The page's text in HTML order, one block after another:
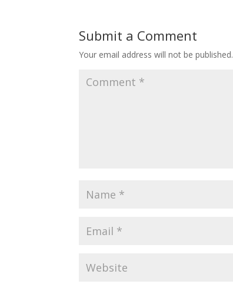
Submit a Comment
Your email address will not be published.